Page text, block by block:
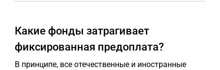
Какие фонды затрагивает
фиксированная предоплата?
В принципе, все отечественные и иностранные